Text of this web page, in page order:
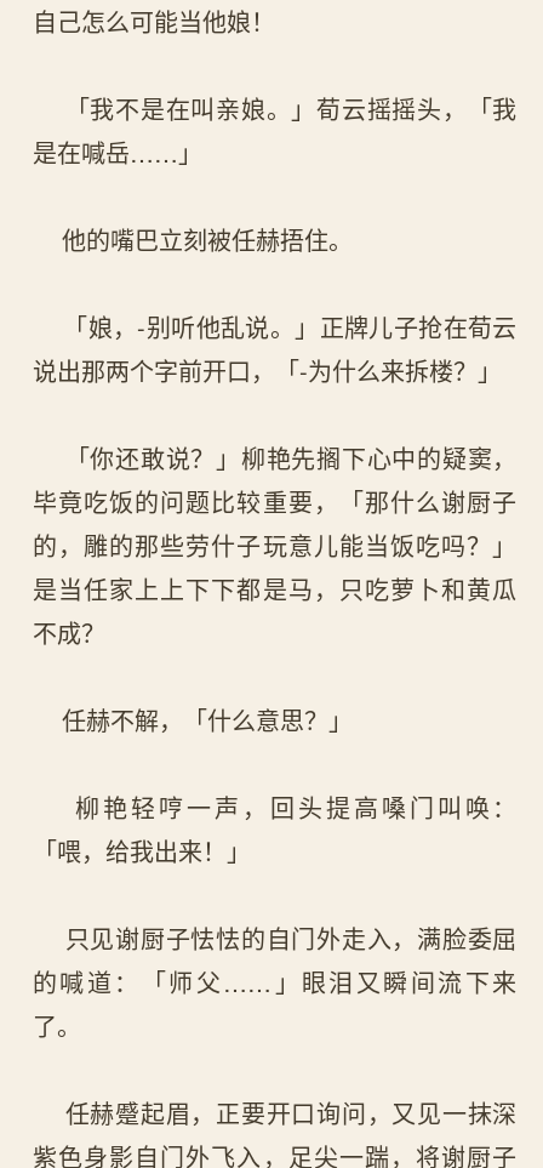
自己怎么可能当他娘！
「我不是在叫亲娘。」荀云摇摇头，「我
是在喊岳……」
他的嘴巴立刻被任赫捂住。
「娘，-别听他乱说。」正牌儿子抢在荀云
说出那两个字前开口，「-为什么来拆楼？」
「你还敢说？」柳艳先搁下心中的疑窦，
毕竟吃饭的问题比较重要，「那什么谢厨子
的，雕的那些劳什子玩意儿能当饭吃吗？」
是当任家上上下下都是马，只吃萝卜和黄瓜
不成？
任赫不解，「什么意思？」
柳艳轻哼一声，回头提高嗓门叫唤：
「喂，给我出来！」
只见谢厨子怯怯的自门外走入，满脸委屈
的喊道：「师父……」眼泪又瞬间流下来
了。
任赫蹙起眉，正要开口询问，又见一抹深
紫色身影自门外飞入，足尖一踹，将谢厨子